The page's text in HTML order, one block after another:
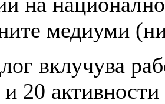
медиуми
вклучува
и 20